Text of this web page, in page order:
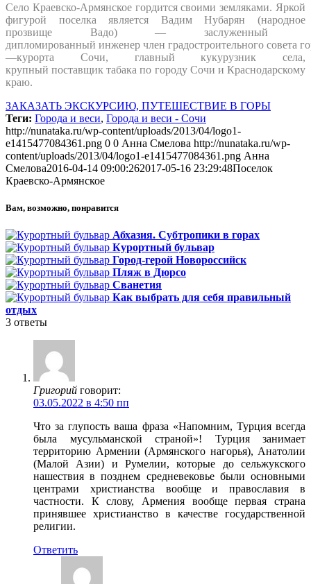
Село Краевско-Армянское гордится своими земляками. Яркой
фигурой поселка является Вадим Нубарян (народное
прозвище Вадо) — заслуженный
дипломированный инженер член градостроительного совета
—курорта Сочи, главный кукурузник села,
крупный поставщик табака по городу Сочи и Краснодарскому
краю.
ЗАКАЗАТЬ ЭКСКУРСИЮ, ПУТЕШЕСТВИЕ В ГОРЫ
Теги: Города и веси, Города и веси - Сочи
http://nunataka.ru/wp-content/uploads/2013/04/logo1-
e1415477084361.png 0 0 Анна Смелова http://nunataka.ru/wp-
content/uploads/2013/04/logo1-e1415477084361.png Анна
Смелова2016-04-14 09:00:262017-05-16 23:29:48Поселок
Краевско-Армянское
Вам, возможно, понравится
Абхазия. Субтропики в горах
Курортный бульвар
Город-герой Новороссийск
Пляж в Дюрсо
Сванетия
Как выбрать для себя правильный
отдых
3 ответы
Григорий говорит:
03.05.2022 в 4:50 пп
Что за глупость ваша фраза «Напомним, Турция всегда
была мусульманской страной»! Турция занимает
территорию Армении (Армянского нагорья), Анатолии
(Малой Азии) и Румелии, которые до сельжукского
нашествия в позднем средневековье были основными
центрами христианства вообще и православия в
частности. К слову, Армения вообще первая страна
принявшее христианство в качестве государственной
религии.
Ответить